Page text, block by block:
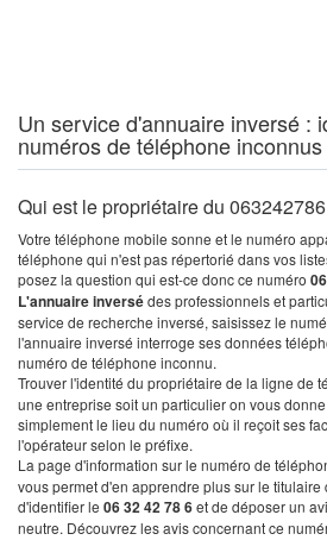
Un service d'annuaire inversé :
numéros de téléphone
Qui est le propriétaire du
Votre téléphone mobile sonne et le numéro
téléphone qui n'est pas répertorié dans vos
posez la question qui est-ce donc ce numéro
L'annuaire inversédes professionnels et
service de recherche inversé, saisissez le
l'annuaire inversé interroge ses données
numéro de téléphone inconnu.
Trouver l'identité du propriétaire de la ligne de
une entreprise soit un particulier on vous
simplement le lieu du numéro où il reçoit ses
l'opérateur selon le préfixe.
La page d'information sur le numéro de
vous permet d'en apprendre plus sur le
d'identifier le 06 32 42 78 6et de déposer un
neutre. Découvrez les avis concernant ce